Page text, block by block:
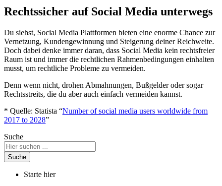
Rechtssicher auf Social Media unterwegs
Du siehst, Social Media Plattformen bieten eine enorme Chance zur
Vernetzung, Kundengewinnung und Steigerung deiner Reichweite.
Doch dabei denke immer daran, dass Social Media kein rechtsfreier
Raum ist und immer die rechtlichen Rahmenbedingungen einhalten
musst, um rechtliche Probleme zu vermeiden.
Denn wenn nicht, drohen Abmahnungen, Bußgelder oder sogar
Rechtsstreits, die du aber auch einfach vermeiden kannst.
* Quelle: Statista “Number of social media users worldwide from
2017 to 2028”
Suche
Suche
Starte hier